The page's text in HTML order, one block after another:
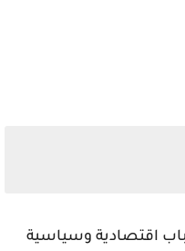
اقتصادية وسياسية